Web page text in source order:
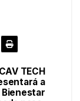
TECH
a
Bienestar